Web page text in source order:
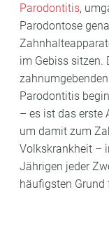
Parodontitis,
Parodontose
im Gebiss sitzen.
Parodontitis
– es ist das erste
um damit zum
Volkskrankheit –
Jährigen jeder
häufigsten Grund